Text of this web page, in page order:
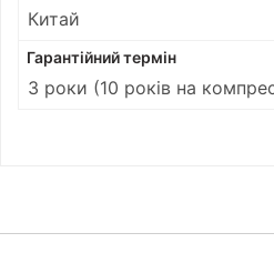
Китай
Гарантійний термін
3 роки (10 років на